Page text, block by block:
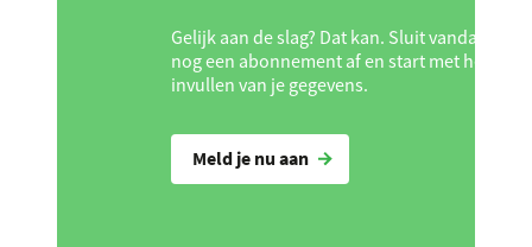
Gelijk aan de slag? Dat kan. Sluit vandaag
nog een abonnement af en start met het
invullen van je gegevens.
Meld je nu aan